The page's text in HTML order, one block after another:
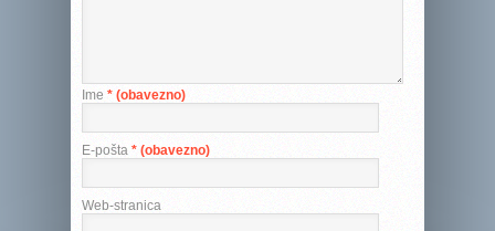
Ime * (obavezno)
E-pošta * (obavezno)
Web-stranica